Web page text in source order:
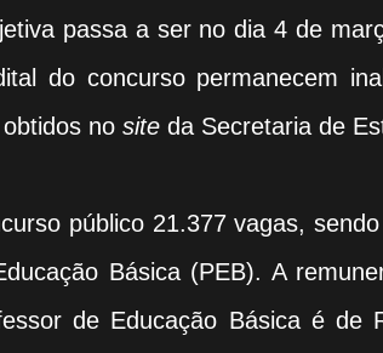
passa a ser no dia 4 de
do concurso permanecem
no site da Secretaria de
público 21.377 vagas,
Básica (PEB). A
de Educação Básica é de